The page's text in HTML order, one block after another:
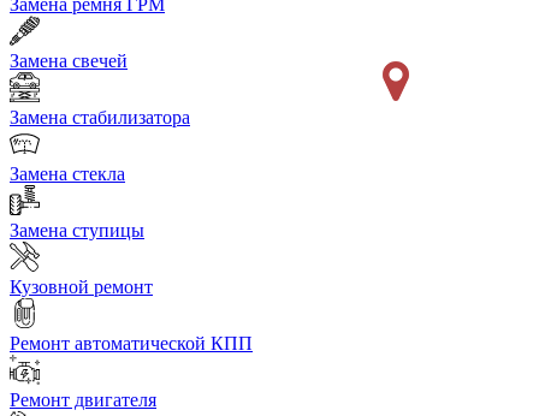
Замена ремня ГРМ
Замена свечей
Замена стабилизатора
Замена стекла
Замена ступицы
Кузовной ремонт
Ремонт автоматической КПП
Ремонт двигателя